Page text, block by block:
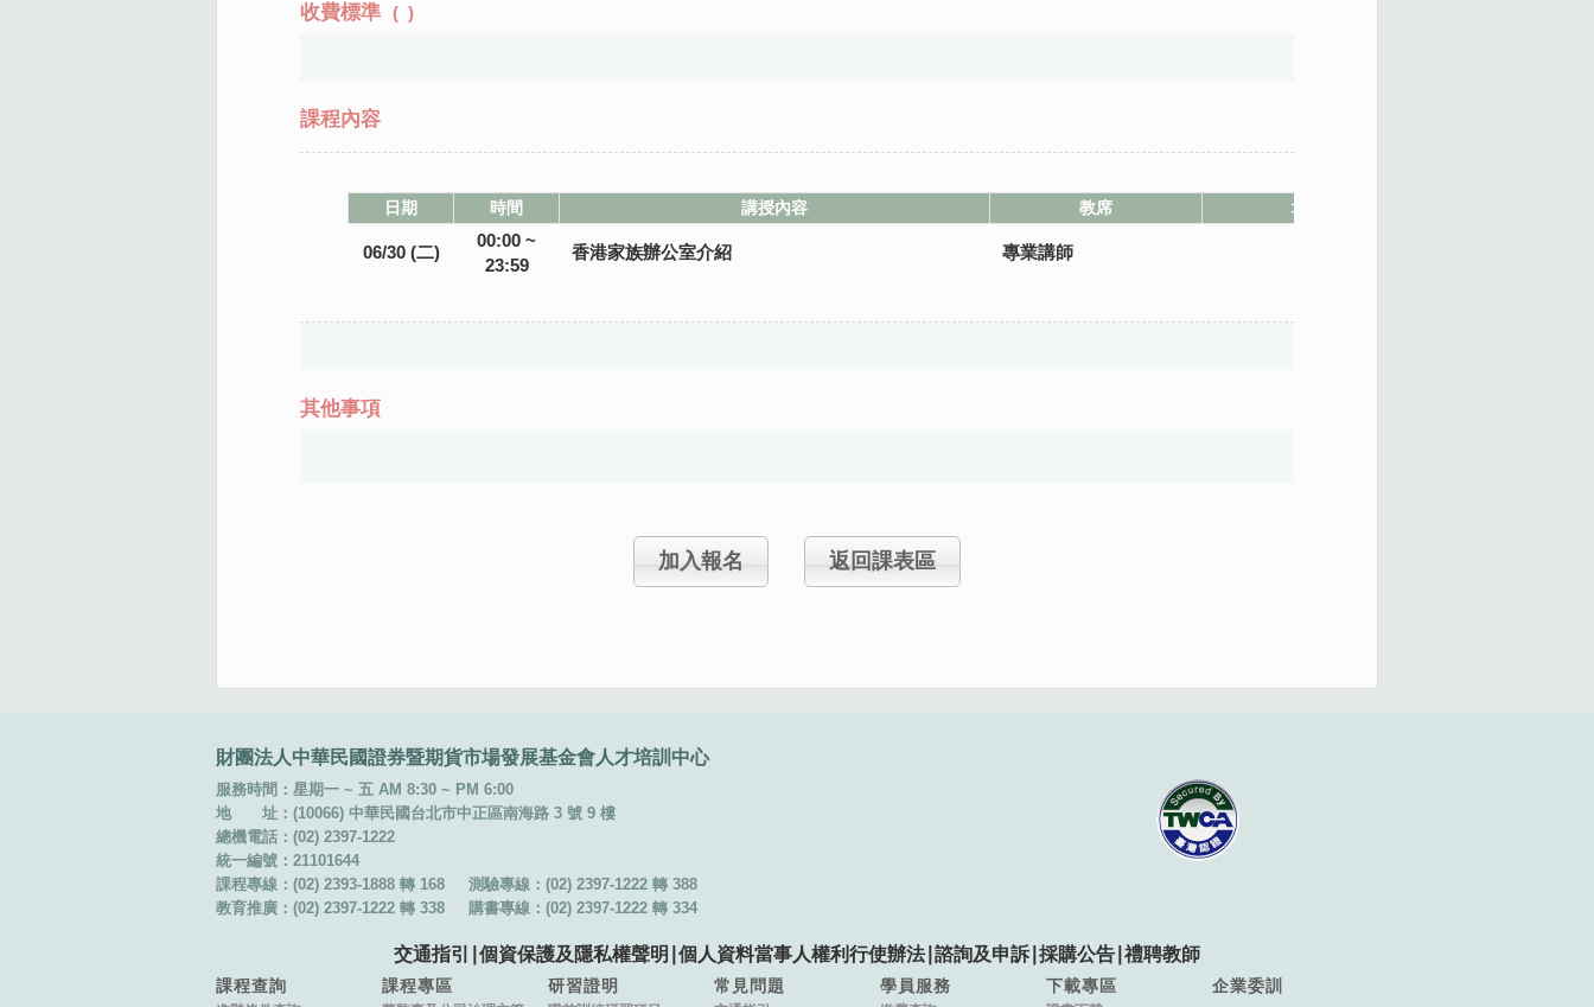
收費標準 ( )
課程內容
日期 時間 講授內容 教席 地點
06/30 (二)
00:00 ~
23:59
香港家族辦公室介紹 專業講師
其他事項
加入報名 返回課表區
財團法人中華民國證券暨期貨市場發展基金會人才培訓中心
服務時間：星期一 ~ 五 AM 8:30 ~ PM 6:00
地 址：(10066) 中華民國台北市中正區南海路 3 號 9 樓
總機電話：(02) 2397-1222
統一編號：21101644
課程專線：(02) 2393-1888 轉 168
測驗專線：(02) 2397-1222 轉 388
教育推廣：(02) 2397-1222 轉 338
購書專線：(02) 2397-1222 轉 334
交通指引 個資保護及隱私權聲明 個人資料當事人權利行使辦法 諮詢及申訴 採購公告 禮聘教師
課程查詢 課程專區 研習證明 常見問題 學員服務 下載專區 企業委訓